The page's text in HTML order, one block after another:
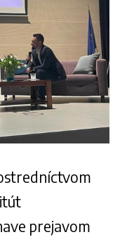
prejavom